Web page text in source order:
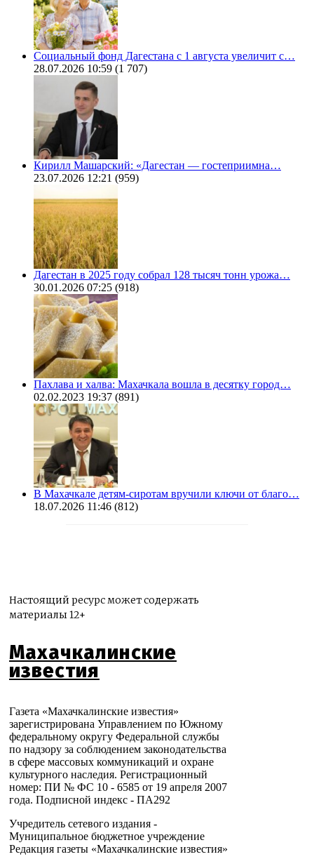
Социальный фонд Дагестана с 1 августа увеличит с…
28.07.2026 10:59 (1 707)
Кирилл Машарский: «Дагестан — гостеприимна…
23.07.2026 12:21 (959)
Дагестан в 2025 году собрал 128 тысяч тонн урожа…
30.01.2026 07:25 (918)
Пахлава и халва: Махачкала вошла в десятку город…
02.02.2023 19:37 (891)
В Махачкале детям-сиротам вручили ключи от благо…
18.07.2026 11:46 (812)
Настоящий ресурс может содержать
материалы 12+
Махачкалинские
известия
Газета «Махачкалинские известия»
зарегистрирована Управлением по Южному
федеральному округу Федеральной службы
по надзору за соблюдением законодательства
в сфере массовых коммуникаций и охране
культурного наследия. Регистрационный
номер: ПИ № ФС 10 - 6585 от 19 апреля 2007
года. Подписной индекс - ПА292
Учредитель сетевого издания -
Муниципальное бюджетное учреждение
Редакция газеты «Махачкалинские известия»